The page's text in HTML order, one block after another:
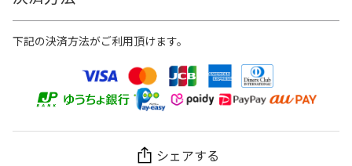
下記の決済方法がご利用頂けます。
シェアする